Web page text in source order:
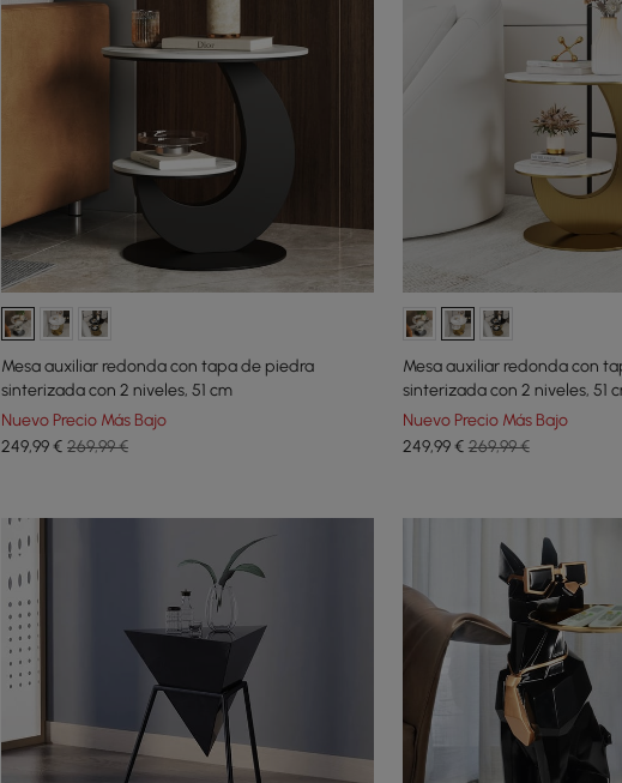
Mesa auxiliar redonda con tapa de piedra
sinterizada con 2 niveles, 51 cm
Nuevo Precio Más Bajo
249,99€ 269,99 €
Mesa auxiliar redonda con
sinterizada con 2 niveles, 51
Nuevo Precio Más Bajo
249,99€ 269,99 €